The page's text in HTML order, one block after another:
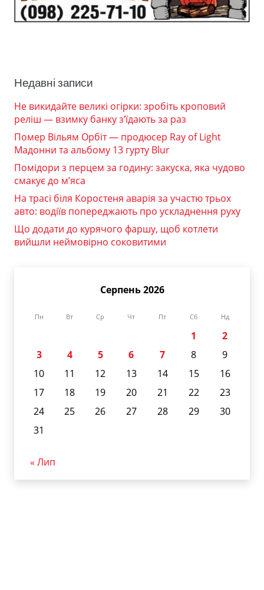
Недавні записи
Не викидайте великі огірки: зробіть кроповий
реліш — взимку банку з’їдають за раз
Помер Вільям Орбіт — продюсер Ray of Light
Мадонни та альбому 13 гурту Blur
Помідори з перцем за годину: закуска, яка чудово
смакує до м’яса
На трасі біля Коростеня аварія за участю трьох
авто: водіїв попереджають про ускладнення руху
Що додати до курячого фаршу, щоб котлети
вийшли неймовірно соковитими
Серпень 2026
Пн Вт Ср Чт Пт Сб Нд
1
2
3
4 5 6 7 8
9
10
11 12 13 14 15
16
17
18 19 20 21 22
23
24
25 26 27 28 29
30
31
« Лип